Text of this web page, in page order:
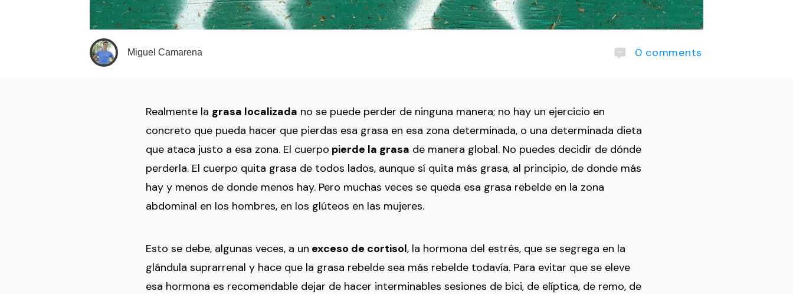
Miguel Camarena 0 comments
Realmente la grasa localizada no se puede perder de ninguna manera; no hay un ejercicio en
concreto que pueda hacer que pierdas esa grasa en esa zona determinada, o una determinada dieta
que ataca justo a esa zona. El cuerpo pierde la grasa de manera global. No puedes decidir de dónde
perderla. El cuerpo quita grasa de todos lados, aunque sí quita más grasa, al principio, de donde más
hay y menos de donde menos hay. Pero muchas veces se queda esa grasa rebelde en la zona
abdominal en los hombres, en los glúteos en las mujeres.
Esto se debe, algunas veces, a un exceso de cortisol, la hormona del estrés, que se segrega en la
glándula suprarrenal y hace que la grasa rebelde sea más rebelde todavía. Para evitar que se eleve
esa hormona es recomendable dejar de hacer interminables sesiones de bici, de elíptica, de remo, de